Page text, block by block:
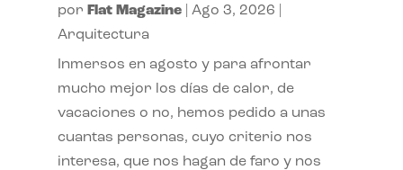
por Flat Magazine| Ago 3, 2026
Arquitectura
Inmersos en agosto y para afrontar
mucho mejor los días de calor, de
vacaciones o no, hemos pedido a unas
cuantas personas, cuyo criterio nos
interesa, que nos hagan de faro y nos